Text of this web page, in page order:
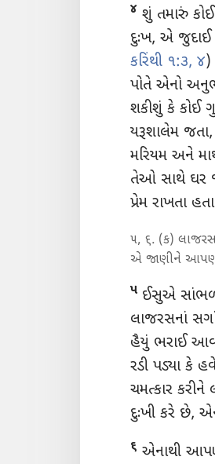
૪ શું તમારું
દુઃખ, એ
કરિંથી ૧:૩, ૪
પોતે એનો
શકીશું કે કોઈ
યરૂશાલેમ
મરિયમ અને
તેઓ સાથે ઘર
પ્રેમ રાખતા
૫, ૬. (ક)
એ જાણીને
૫ ઈસુએ
લાજરસનાં
હૈયું ભરાઈ
રડી પડ્યા કે
ચમત્કાર
દુઃખી કરે છે,
૬ એનાથી